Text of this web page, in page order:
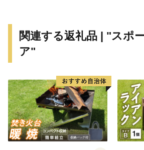
技術、農業と工業が共存するまちで
め」「うめ」「ひめ」「ゆめ」の「
す。
関連する返礼品 | "スポ
ア"